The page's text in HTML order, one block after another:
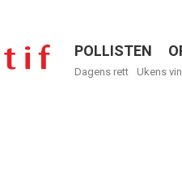
Menu
POLLISTEN
Dagens rett Ukens vin